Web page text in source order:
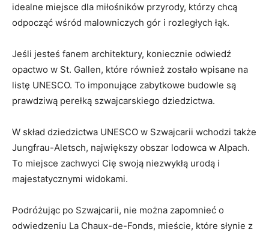
idealne miejsce dla miłośników przyrody, którzy chcą
odpocząć wśród malowniczych gór i rozległych łąk.
Jeśli jesteś fanem architektury, koniecznie odwiedź
opactwo w St. Gallen, które również zostało wpisane na
listę UNESCO. To imponujące zabytkowe budowle są
prawdziwą perełką szwajcarskiego dziedzictwa.
W skład dziedzictwa UNESCO w Szwajcarii wchodzi także
Jungfrau-Aletsch, największy obszar lodowca w Alpach.
To miejsce zachwyci Cię swoją niezwykłą urodą i
majestatycznymi widokami.
Podróżując po Szwajcarii, nie można zapomnieć o
odwiedzeniu La Chaux-de-Fonds, mieście, które słynie z